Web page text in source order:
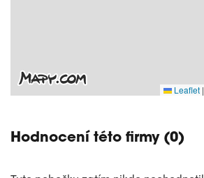
Leaflet |
Hodnocení této firmy (0)